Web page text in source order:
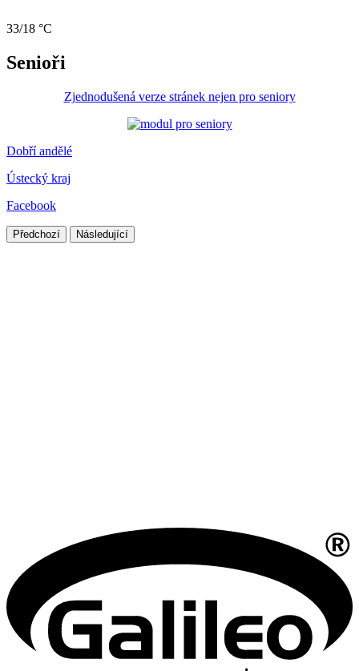
33/18 °C
Senioři
Zjednodušená verze stránek nejen pro seniory
Dobří andělé
Ústecký kraj
Facebook
Předchozí Následující